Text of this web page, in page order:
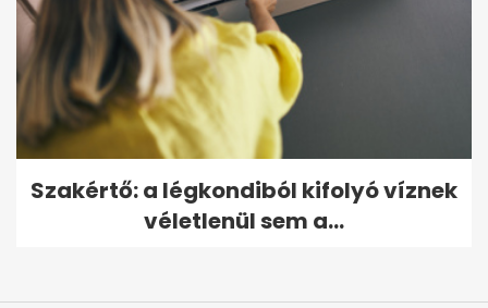
Szakértő: a légkondiból kifolyó víznek
véletlenül sem a...